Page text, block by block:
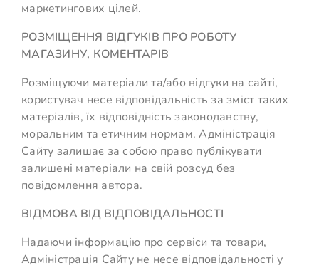
маркетингових цілей.
РОЗМІЩЕННЯ ВІДГУКІВ ПРО РОБОТУ
МАГАЗИНУ, КОМЕНТАРІВ
Розміщуючи матеріали та/або відгуки на сайті,
користувач несе відповідальність за зміст таких
матеріалів, їх відповідність законодавству,
моральним та етичним нормам. Адміністрація
Сайту залишає за собою право публікувати
залишені матеріали на свій розсуд без
повідомлення автора.
ВІДМОВА ВІД ВІДПОВІДАЛЬНОСТІ
Надаючи інформацію про сервіси та товари,
Адміністрація Сайту не несе відповідальності у